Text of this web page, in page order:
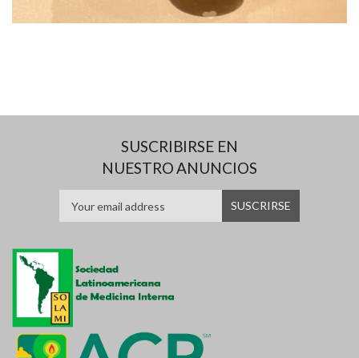
SUSCRIBIRSE EN
NUESTRO ANUNCIOS